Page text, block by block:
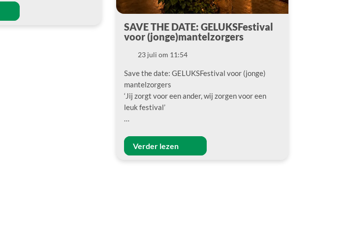
SAVE THE DATE: GELUKSFestival
voor (jonge)mantelzorgers
Datum
23 juli om 11:54
Save the date: GELUKSFestival voor (jonge)
mantelzorgers
‘Jij zorgt voor een ander, wij zorgen voor een
leuk festival’
…
Verder lezen